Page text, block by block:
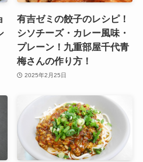
有吉ゼミの餃子のレシピ！
シソチーズ・カレー風味・
プレーン！九重部屋千代青
梅さんの作り方！
2025年2月25日